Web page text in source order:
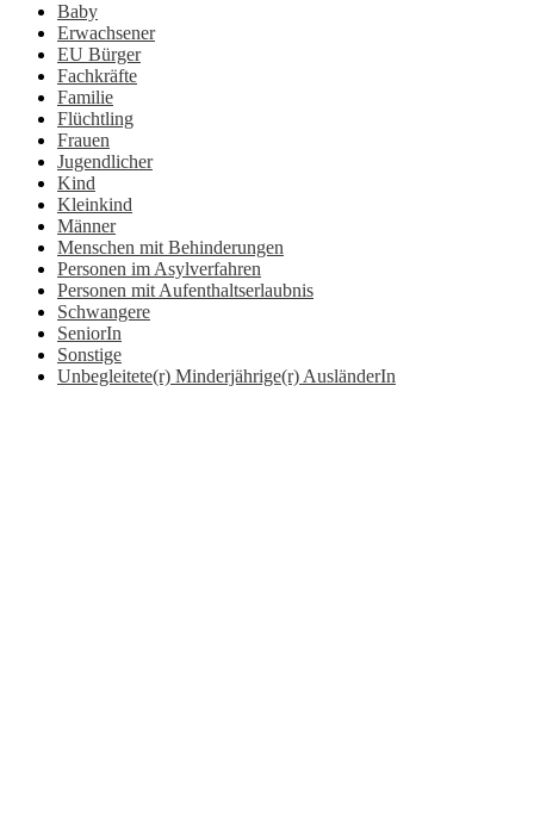
Jugendärztin
Baby
Erwachsener
EU Bürger
Fachkräfte
Familie
Flüchtling
Frauen
Jugendlicher
Kind
Kleinkind
Männer
Menschen mit Behinderungen
Personen im Asylverfahren
Personen mit Aufenthaltserlaubnis
Schwangere
SeniorIn
Sonstige
Unbegleitete(r) Minderjährige(r) AusländerIn